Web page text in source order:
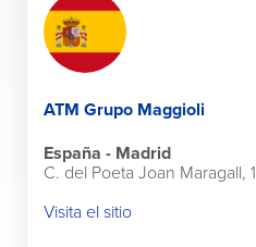
ATM Grupo Maggioli
España - Madrid
C. del Poeta Joan Maragall, 1
Visita el sitio